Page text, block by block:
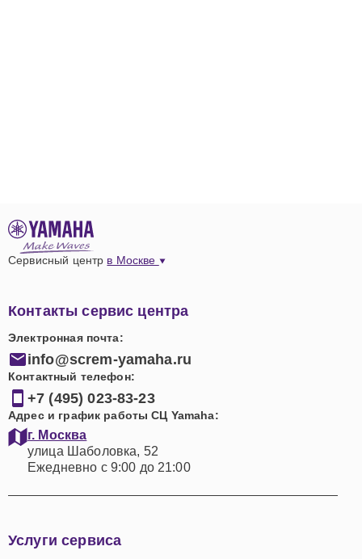
Сервисный центр в Москве
Контакты сервис центра
Электронная почта:
info@screm-yamaha.ru
Контактный телефон:
+7 (495) 023-83-23
Адрес и график работы СЦ Yamaha:
г. Москва
улица Шаболовка, 52
Ежедневно с 9:00 до 21:00
Услуги сервиса